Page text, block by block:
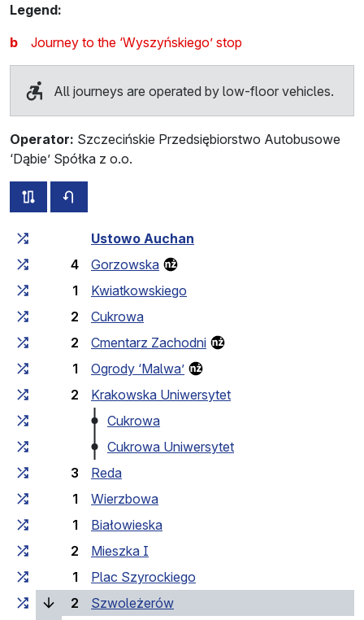
Legend:
b
Journey to the ‘Wyszyńskiego’ stop
All journeys are operated by low-floor vehicles.
Operator: Szczecińskie Przedsiębiorstwo Autobusowe
‘Dąbie’ Spółka z o.o.
all routes of this line
Cumulative travel time Travel time between stops
Ustowo Auchan
4
Gorzowska
1
Kwiatkowskiego
2
Cukrowa
2
Cmentarz Zachodni
1
Ogrody ‘Malwa’
2
Krakowska Uniwersytet
Cukrowa
Cukrowa Uniwersytet
3
Reda
1
Wierzbowa
1
Białowieska
2
Mieszka I
1
Plac Szyrockiego
2
Szwoleżerów(current stop)